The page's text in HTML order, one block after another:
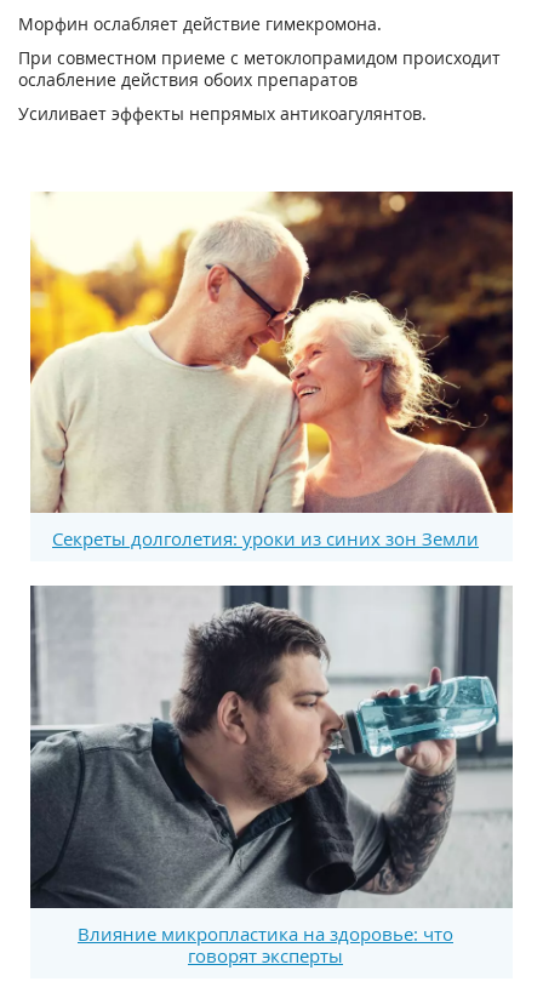
Морфин ослабляет действие гимекромона.
При совместном приеме с метоклопрамидом происходит
ослабление действия обоих препаратов
Усиливает эффекты непрямых антикоагулянтов.
Секреты долголетия: уроки из синих зон Земли
Влияние микропластика на здоровье: что
говорят эксперты